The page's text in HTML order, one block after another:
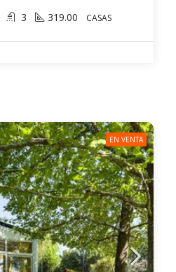
3 319.00 CASAS
EN VENTA